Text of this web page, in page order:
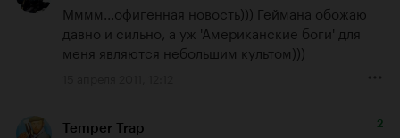
Мммм...офигенная новость))) Геймана обожаю
давно и сильно, а уж 'Американские боги' для
меня являются небольшим культом)))
Temper Trap 2